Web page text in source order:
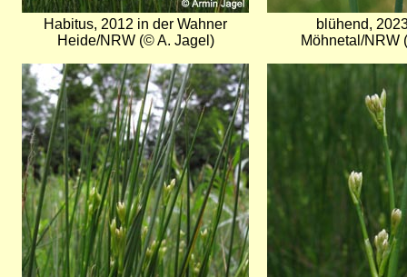
Habitus, 2012 in der Wahner
Heide/NRW (© A. Jagel)
blühend,
Möhnetal/NRW
Bild
Bild